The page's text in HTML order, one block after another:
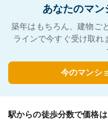
あなたのマン
築年はもちろん、建物ご
ラインで今すぐ受け取れ
今のマンシ
駅からの徒歩分数で価格